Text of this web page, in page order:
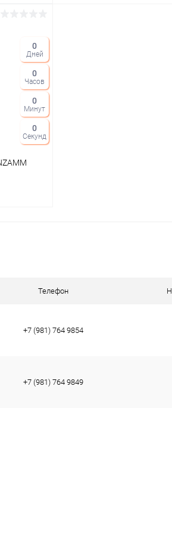
0
Дней
0
Часов
0
Минут
0
Секунд
Телефон
+7 (981) 764 9854
+7 (981) 764 9849